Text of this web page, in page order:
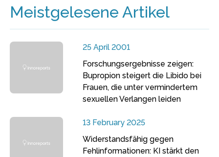
Meistgelesene Artikel
25 April 2001
Forschungsergebnisse zeigen:
Bupropion steigert die Libido bei
Frauen, die unter vermindertem
sexuellen Verlangen leiden
13 February 2025
Widerstandsfähig gegen
Fehlinformationen: KI stärkt den